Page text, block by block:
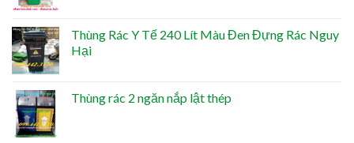
Thùng Rác Y Tế 240 Lít Màu Đen Đựng Rác Nguy
Hại
Thùng rác 2 ngăn nắp lật thép